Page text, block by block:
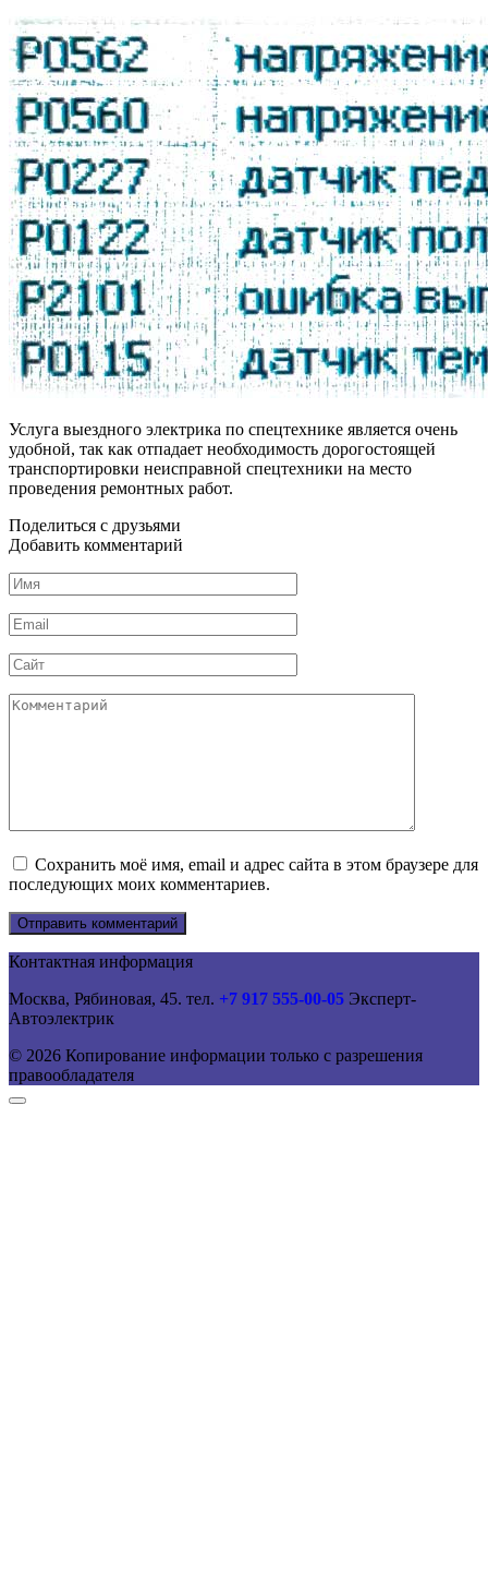
Услуга выездного электрика по спецтехнике является очень
удобной, так как отпадает необходимость дорогостоящей
транспортировки неисправной спецтехники на место
проведения ремонтных работ.
Поделиться с друзьями
Добавить комментарий
Имя
*
Email
*
Сайт
Комментарий
Сохранить моё имя, email и адрес сайта в этом браузере для
последующих моих комментариев.
Контактная информация
Москва, Рябиновая, 45. тел. +7 917 555-00-05 Эксперт-
Автоэлектрик
© 2026 Копирование информации только с разрешения
правообладателя